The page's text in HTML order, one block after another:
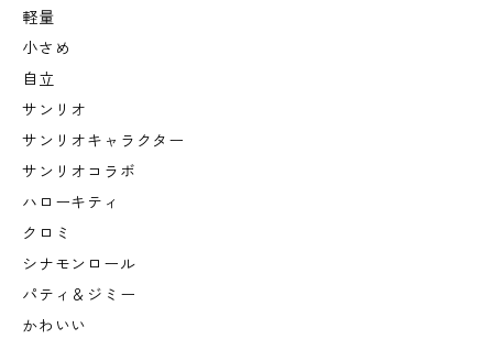
軽量
小さめ
自立
サンリオ
サンリオキャラクター
サンリオコラボ
ハローキティ
クロミ
シナモンロール
パティ＆ジミー
かわいい